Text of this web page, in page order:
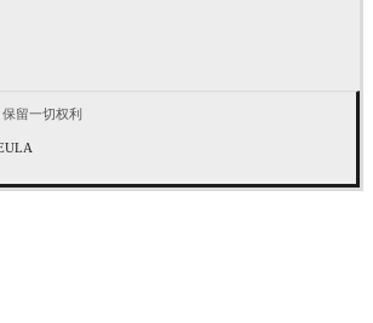
保留一切权利